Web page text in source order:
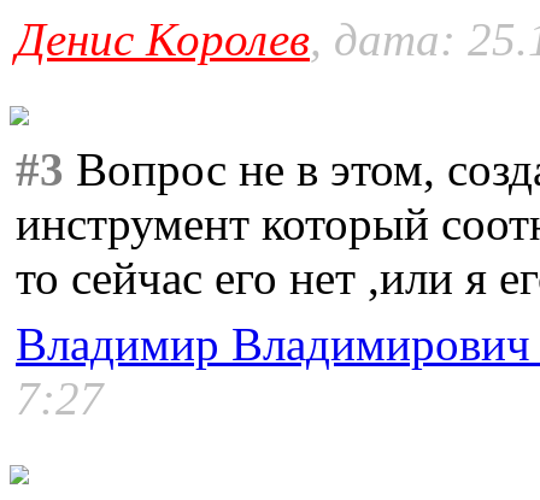
Денис Королев, дата:
#3 Вопрос не в этом,
инструмент который
то сейчас его нет ,или я
Владимир
7:27